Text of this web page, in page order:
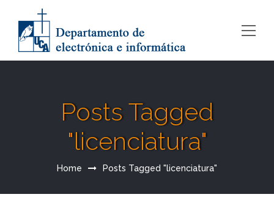
Posts Tagged
"licenciatura"
Home Posts Tagged "licenciatura"